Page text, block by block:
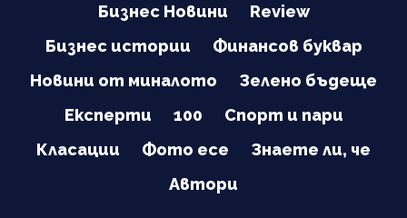
Бизнес Новини
Review
Бизнес истории
Финансов буквар
Новини от миналото
Зелено бъдеще
Експерти
100
Спорт и пари
Класации
Фото есе
Знаете ли, че
Автори